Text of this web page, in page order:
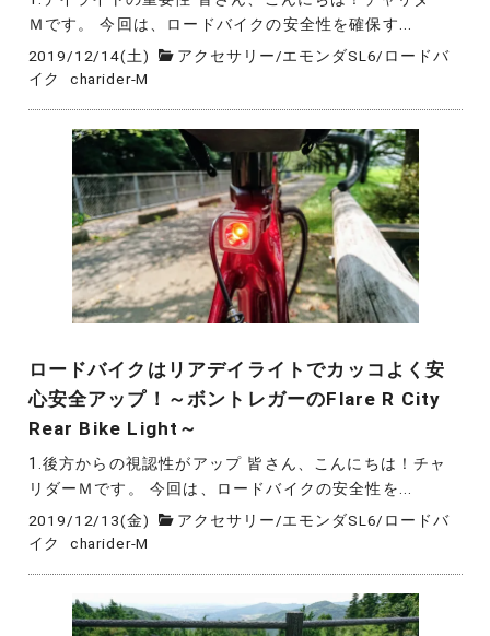
Ｍです。 今回は、ロードバイクの安全性を確保す...
2019/12/14(土) アクセサリー/エモンダSL6/ ロードバ
イク
charider-M
ロードバイクはリアデイライトでカッコよく安
心安全アップ！～ボントレガーのFlare R City
Rear Bike Light～
1.後方からの視認性がアップ 皆さん、こんにちは！チャ
リダーＭです。 今回は、ロードバイクの安全性を...
2019/12/13(金) アクセサリー/エモンダSL6/ ロードバ
イク
charider-M